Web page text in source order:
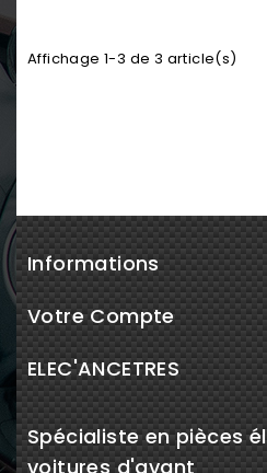
Affichage 1-3 de 3 article(s)
Informations
Votre Compte
ELEC'ANCETRES
Spécialiste en pièces
voitures d'avant